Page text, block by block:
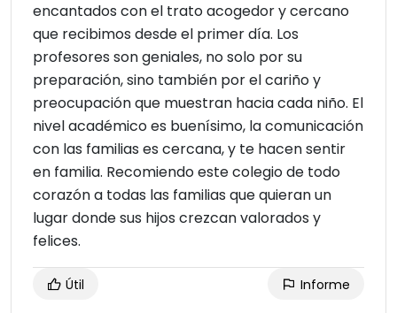
encantados con el trato acogedor y cercano
que recibimos desde el primer día. Los
profesores son geniales, no solo por su
preparación, sino también por el cariño y
preocupación que muestran hacia cada niño. El
nivel académico es buenísimo, la comunicación
con las familias es cercana, y te hacen sentir
en familia. Recomiendo este colegio de todo
corazón a todas las familias que quieran un
lugar donde sus hijos crezcan valorados y
felices.
Útil Informe